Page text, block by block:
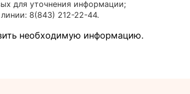
для уточнения информации;
8(843) 212-22-44.
необходимую информацию.